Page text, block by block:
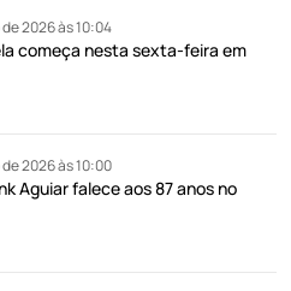
2026 às 10:04
começa nesta sexta-feira em
2026 às 10:00
Aguiar falece aos 87 anos no